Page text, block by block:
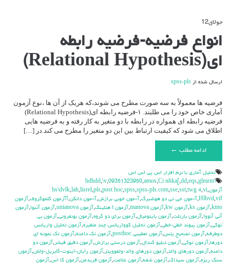
جولای12
انواع
فرضیه-
فرضیه
رابطه
Hypothesis)
انواع فرضیه-فرضیه رابطه
ای(Relational Hypothesis)
ارسال شده از spss-pls
فرضیه ها معمولاً به سه صورت مطرح می شوند،که هریک از آن ها ،نوع آزمون
آماری خاص خود را می طلبند. ۱-فرضیه رابطه ای(Relational Hypothesis)
فرضیه رابطه ای همواره در رابطه با دو متغیر به کار رفته و به فرضیه هایی
اطلاق می شود که کیفیت ارتباط بین این دو متغیر را مطرح می کند.در […]
ادامه مطلب ←
تحليل آماري با نرم افزار اس پي اس اس
\hdhdd
,\v,09351323950,amos,Ci nhka[ ,dd,eqs,glmrm
آزمون,
hs\dvlk,lah,lisrel,pls,post hoc,spss,spss-pls.com,sse,sst,twg 4,vi
Hlhvd,vif
,آ»مون جي تي دو هوشبرگ,آ»مون خوبي برازش,آ»مون دانكن,آآزمون كلموگروف,آزمون
kmo
,آزمون ks ,آزمون kw ,آزمون manova ,آزمون t هتلينگ ,آزمون unianova ,آزمون آننوا,آزمون
آني آنووا,آزمون بارتلت,آزمون باينوميال,آزمون براي دو گروه,آزمون بونفروني,آزمون بي
توكي,آزمون پيوند خطي-خطي,آزمون تحليل كوواريانس چند متغيره,آزمون تحليل واريانس
دوطرفه,آزمون تصحيح يتس,آزمون تعقيبي posthoc ,آزمون تك دامنه,آزمون تك نمونه اي
دورها,آزمون توكي,آزمون دبليو كندال,آزمون درستي برازش,آزمون دقيق فيشر ,آزمون دو
دامنه,آزمون دورهاي والد,آزمون دورهاي والد-ولفوويتز ,آزمون رايان-اينوت-گابريل-ولش,آزمون
سنگ ريزه,آزمون سيداك,آزمون شفه,آزمون علامت,آزمون فريدمن,آزمون كا اس,آزمون